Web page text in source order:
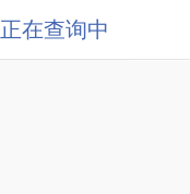
正在查询中